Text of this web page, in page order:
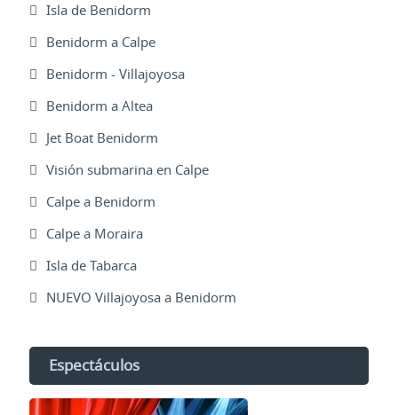
Isla de Benidorm
Benidorm a Calpe
Benidorm - Villajoyosa
Benidorm a Altea
Jet Boat Benidorm
Visión submarina en Calpe
Calpe a Benidorm
Calpe a Moraira
Isla de Tabarca
NUEVO Villajoyosa a Benidorm
Espectáculos